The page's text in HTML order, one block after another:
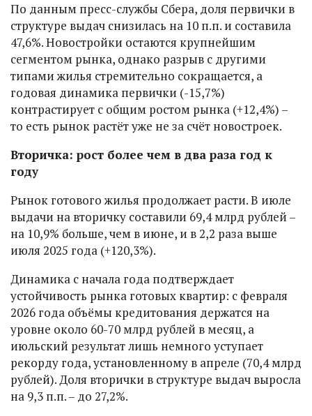
По данным пресс-службы Сбера, доля первички в
структуре выдач снизилась на 10 п.п. и составила
47,6%. Новостройки остаются крупнейшим
сегментом рынка, однако разрыв с другими
типами жилья стремительно сокращается, а
годовая динамика первички (-15,7%)
контрастирует с общим ростом рынка (+12,4%) –
то есть рынок растёт уже не за счёт новостроек.
Вторичка: рост более чем в два раза год к
году
Рынок готового жилья продолжает расти. В июле
выдачи на вторичку составили 69,4 млрд рублей –
на 10,9% больше, чем в июне, и в 2,2 раза выше
июля 2025 года (+120,3%).
Динамика с начала года подтверждает
устойчивость рынка готовых квартир: с февраля
2026 года объёмы кредитования держатся на
уровне около 60-70 млрд рублей в месяц, а
июльский результат лишь немного уступает
рекорду года, установленному в апреле (70,4 млрд
рублей). Доля вторички в структуре выдач выросла
на 9,3 п.п. – до 27,2%.